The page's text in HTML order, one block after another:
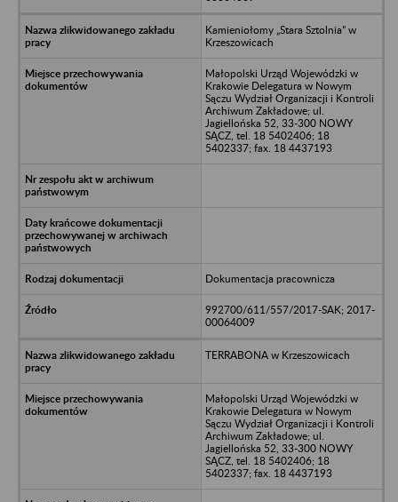
Kamieniołomy „Stara Sztolnia” w
Krzeszowicach
Małopolski Urząd Wojewódzki w
Krakowie Delegatura w Nowym
Sączu Wydział Organizacji i Kontroli
Archiwum Zakładowe; ul.
Jagiellońska 52, 33-300 NOWY
SĄCZ, tel. 18 5402406; 18
5402337; fax. 18 4437193
Dokumentacja pracownicza
992700/611/557/2017-SAK; 2017-
00064009
TERRABONA w Krzeszowicach
Małopolski Urząd Wojewódzki w
Krakowie Delegatura w Nowym
Sączu Wydział Organizacji i Kontroli
Archiwum Zakładowe; ul.
Jagiellońska 52, 33-300 NOWY
SĄCZ, tel. 18 5402406; 18
5402337; fax. 18 4437193